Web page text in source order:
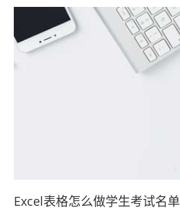
Excel表格怎么做学生考试名单